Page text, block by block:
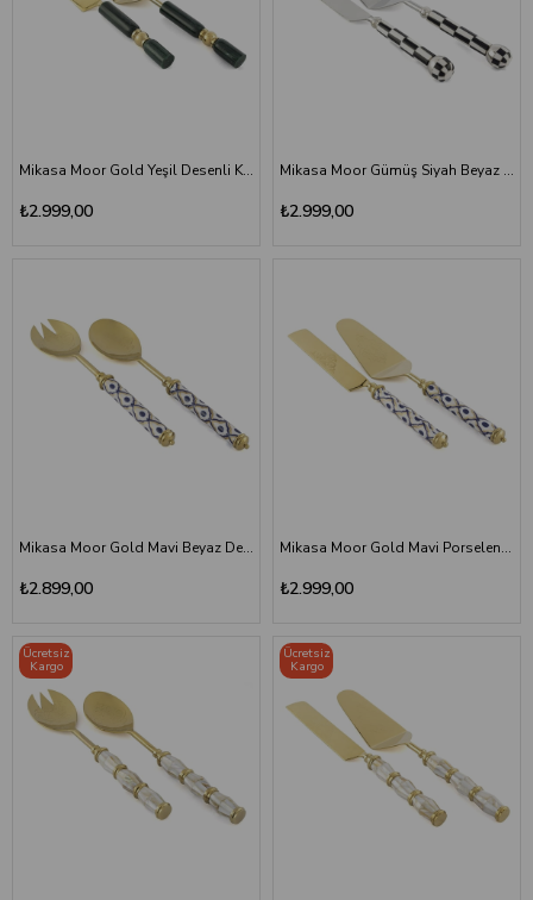
Mikasa Moor Gold Yeşil Desenli Kek Servis Seti
₺2.999,00
Mikasa Moor Gümüş Siyah Beyaz Kek Servis Seti 29 cm
₺2.999,00
Mikasa Moor Gold Mavi Beyaz Desenli Lüks Salata Servis Seti
₺2.899,00
Mikasa Moor Gold Mavi Porselen Saplı Lüks Kek Servis Seti
₺2.999,00
Ücretsiz
Kargo
Ücretsiz
Kargo